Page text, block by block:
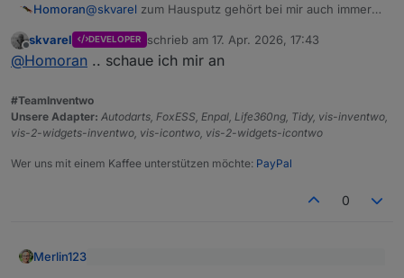
Homoran@skvarel zum Hausputz gehört bei mir auch immer
suchen.
@mcuhat da mal ein Skript geschrieben
https://mcuiobroker.gitbook.io/iobroker-
javascript/javascript/history-adapter/nicht-mehr-
geloggte-dps-in-history-verzeichnissen-finden
Mit dem man Historydaten zu nicht mehr existenten
Offline
skvarel DEVELOPER schrieb am 17. Apr. 2026, 17:43
zuletzt editiert von
@Homoran .. schaue ich mir an
#TeamInventwo
Unsere Adapter: Autodarts, FoxESS, Enpal, Life360ng, Tidy, vis-inventwo,
vis-2-widgets-inventwo, vis-icontwo, vis-2-widgets-icontwo
Wer uns mit einem Kaffee unterstützen möchte: PayPal
0
Merlin123